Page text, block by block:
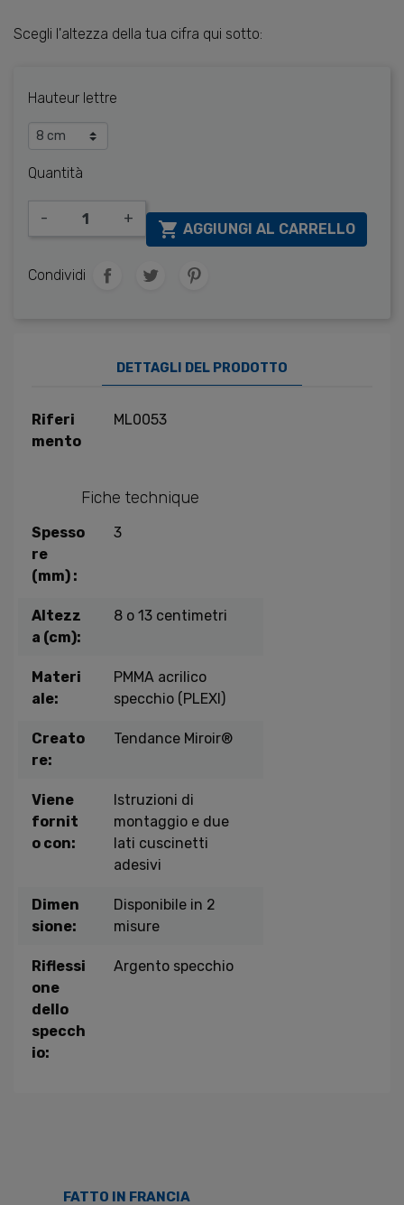
Scegli l'altezza della tua cifra qui sotto:
Hauteur lettre
Quantità
- +
 AGGIUNGI AL CARRELLO
Condividi
DETTAGLI DEL PRODOTTO
Riferi
mento
ML0053
Fiche technique
Spesso
re
(mm) :
3
Altezz
a (cm):
8 o 13 centimetri
Materi
ale:
PMMA acrilico
specchio (PLEXI)
Creato
re:
Tendance Miroir®
Viene
fornit
o con:
Istruzioni di
montaggio e due
lati cuscinetti
adesivi
Dimen
sione:
Disponibile in 2
misure
Riflessi
one
dello
specch
io:
Argento specchio
FATTO IN FRANCIA